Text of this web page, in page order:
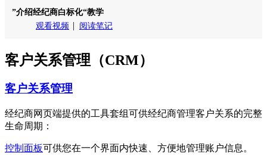
”介绍经纪商白标化“教学
观看视频
阅读笔记
客户关系管理（CRM）
客户关系管理
经纪商网页端提供的工具套组可供经纪商管理客户关系的完整
生命周期：
控制面板可供您在一个界面内快速、方便地管理账户信息。